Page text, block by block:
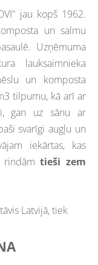
jau kopš 1962.
un salmu
Uzņēmuma
lauksaimnieka
un komposta
tilpumu, kā arī ar
gan uz sānu ar
svarīgi augļu un
iekārtas, kas
rindāmtieši zem
Latvijā, tiek